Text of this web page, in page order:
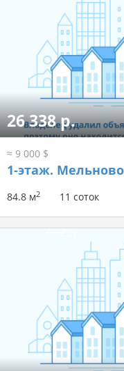
26 338 р.
≈ 9 000 $
1-этаж. Мельново
84.8 м2 11 соток